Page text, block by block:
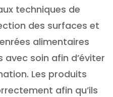
techniques de
des surfaces et
alimentaires
soin afin d’éviter
Les produits
afin qu’ils